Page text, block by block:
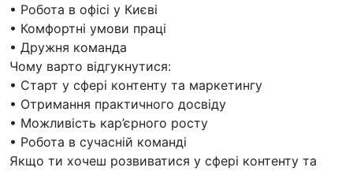
• Робота в офісі у Києві
• Комфортні умови праці
• Дружня команда
Чому варто відгукнутися:
• Старт у сфері контенту та маркетингу
• Отримання практичного досвіду
• Можливість кар’єрного росту
• Робота в сучасній команді
Якщо ти хочеш розвиватися у сфері контенту та